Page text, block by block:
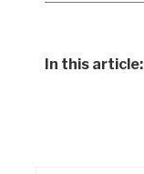
In this article: